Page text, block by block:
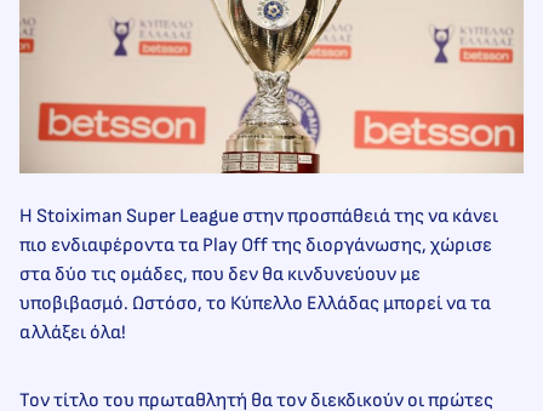
Η Stoiximan Super League στην προσπάθειά της να κάνει
πιο ενδιαφέροντα τα Play Off της διοργάνωσης, χώρισε
στα δύο τις ομάδες, που δεν θα κινδυνεύουν με
υποβιβασμό. Ωστόσο, το Κύπελλο Ελλάδας μπορεί να τα
αλλάξει όλα!
Τον τίτλο του πρωταθλητή θα τον διεκδικούν οι πρώτες